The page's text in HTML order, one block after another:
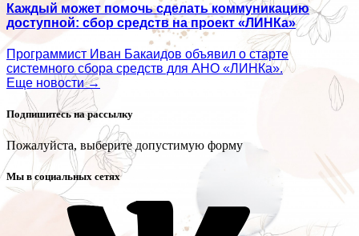
Каждый может помочь сделать коммуникацию
доступной: сбор средств на проект «ЛИНКа»
Программист Иван Бакаидов объявил о старте
системного сбора средств для АНО «ЛИНКа».
Еще новости →
Подпишитесь на рассылку
Пожалуйста, выберите допустимую форму
Мы в социальных сетях